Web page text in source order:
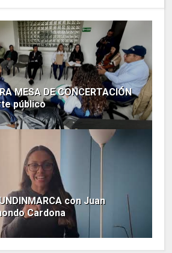
MESA DE CONCERTACIÓN
público
con Juan
Cardona